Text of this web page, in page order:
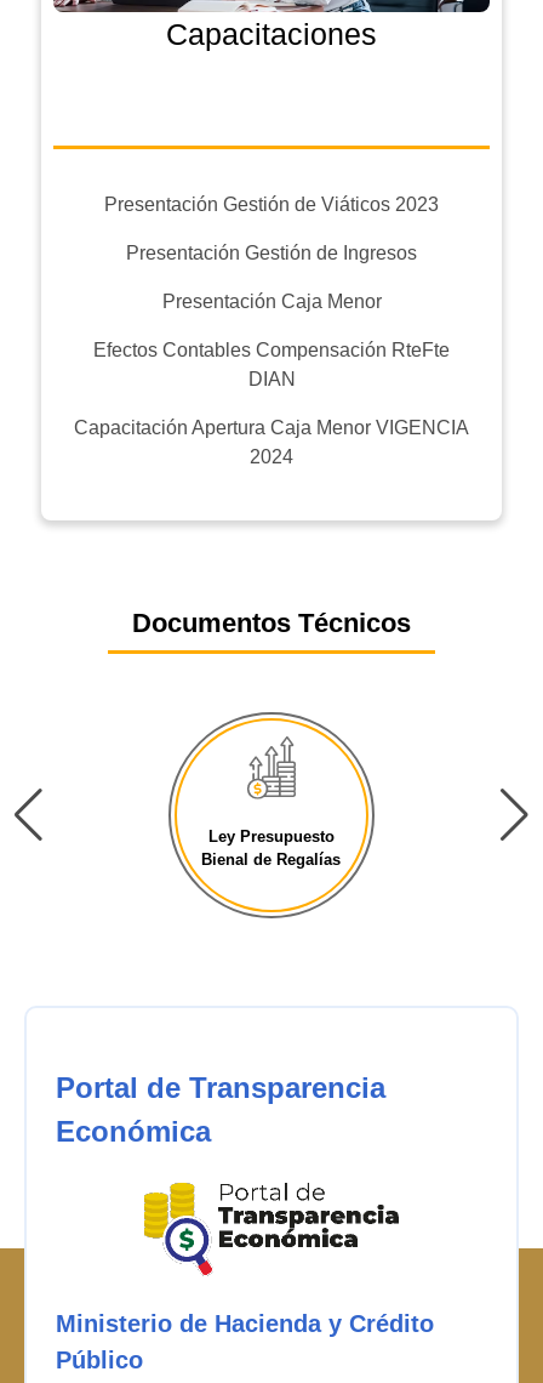
Capacitaciones
Presentación Gestión de Viáticos 2023
Presentación Gestión de Ingresos
Presentación Caja Menor
Efectos Contables Compensación RteFte
DIAN
Capacitación Apertura Caja Menor VIGENCIA
2024
Documentos Técnicos
Ley Presupuesto
Bienal de Regalías
Portal de Transparencia
Económica
Ministerio de Hacienda y Crédito
Público